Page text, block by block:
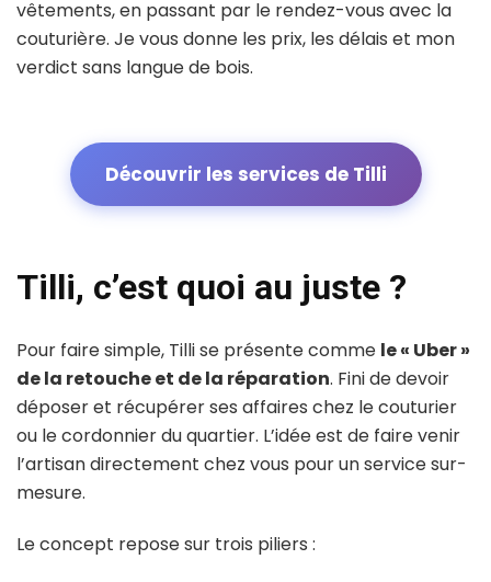
vêtements, en passant par le rendez-vous avec la
couturière. Je vous donne les prix, les délais et mon
verdict sans langue de bois.
Découvrir les services de Tilli
Tilli, c’est quoi au juste ?
Pour faire simple, Tilli se présente comme le « Uber »
de la retouche et de la réparation. Fini de devoir
déposer et récupérer ses affaires chez le couturier
ou le cordonnier du quartier. L’idée est de faire venir
l’artisan directement chez vous pour un service sur-
mesure.
Le concept repose sur trois piliers :